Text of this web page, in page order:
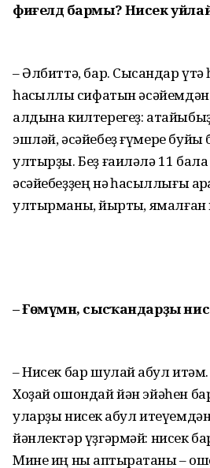
фиғелдә бармы? Нисек
– Әлбиттә, бар. Сысҡандар үтә
һаҡсыллыҡ сифатын
алдына килтерегеҙ:
эшләй, әсәйебеҙ ғүмере
ултырҙы. Беҙ ғаиләлә 11
әсәйебеҙҙең нәҡ һаҡсыллығы
ултырманыҡ, йыртыҡ,
– Ғөмүмән, сысҡандарҙы
– Нисек бар шулай ҡабул
Хоҙай ошондай йән эйәһен
уларҙы нисек ҡабул
йәнлектәр үҙгәрмәй: нисек
Мине иң ныҡ аптыратҡаны –